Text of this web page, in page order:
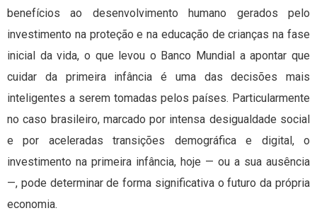
benefícios ao desenvolvimento humano gerados pelo
investimento na proteção e na educação de crianças na fase
inicial da vida, o que levou o Banco Mundial a apontar que
cuidar da primeira infância é uma das decisões mais
inteligentes a serem tomadas pelos países. Particularmente
no caso brasileiro, marcado por intensa desigualdade social
e por aceleradas transições demográfica e digital, o
investimento na primeira infância, hoje — ou a sua ausência
—, pode determinar de forma significativa o futuro da própria
economia.